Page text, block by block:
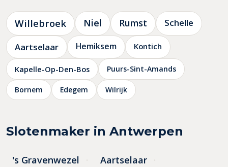
Willebroek Niel Rumst Schelle
Aartselaar Hemiksem Kontich
Kapelle-Op-Den-Bos Puurs-Sint-Amands
Bornem Edegem Wilrijk
Slotenmaker in Antwerpen
's Gravenwezel
Aartselaar